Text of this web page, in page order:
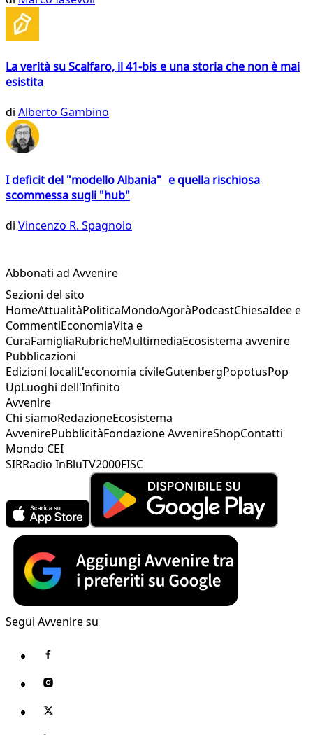
La verità su Scalfaro, il 41-bis e una storia che non è mai
esistita
di Alberto Gambino
I deficit del "modello Albania" e quella rischiosa
scommessa sugli "hub"
di Vincenzo R. Spagnolo
Abbonati ad Avvenire
Sezioni del sito
HomeAttualitàPoliticaMondoAgoràPodcastChiesaIdee e
CommentiEconomiaVita e
CuraFamigliaRubricheMultimediaEcosistema avvenire
Pubblicazioni
Edizioni localiL'economia civileGutenbergPopotusPop
UpLuoghi dell'Infinito
Avvenire
Chi siamoRedazioneEcosistema
AvvenirePubblicitàFondazione AvvenireShopContatti
Mondo CEI
SIRRadio InBluTV2000FISC
Segui Avvenire su